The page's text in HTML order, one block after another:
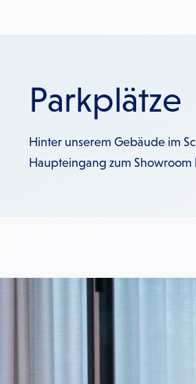
Parkplätze
Hinter unserem Gebäude im
Haupteingang zum